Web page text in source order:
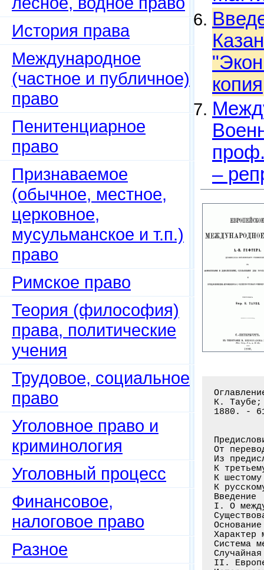
История права
Международное
(частное и публичное)
право
Пенитенциарное
право
Признаваемое
(обычное, местное,
церковное,
мусульманское и т.п.)
право
Римское право
Теория (философия)
права, политические
учения
Трудовое, социальное
право
Уголовное право и
криминология
Уголовный процесс
Финансовое,
налоговое право
Разное
копия
–
Оглавление книги: Европейское международное право / Гефтер А.-В.; Пер.:
К. Таубе; Предисл.: Ф.Ф. Мартенс. - С.-Пб.: Тип. В. Безобразова и Комп.,
1880. - 619 с.


Предисловие Проф. Ф.Ф. Мартенса . . . . . . . . . . . . . . . . . . . . . . . .I
От переводчика . . . . . . . . . . . . . . . . . . . . . . . . . . . . . . . . V
Из предисловий автора:
К третьему немецкому изданию . . . . . . . . . . . . . . . . . . . . . . . . .IX
К шестому немецкому изданию . . . . . . . . . . . . . . . . . . . . . . . . XIII
К русскому переводу . . . . . . . . . . . . . . . . . . . . . . . . . . . . . XV
Введение
I. О международном праве вообще
Существование международного права; его определение. § 1 . . . . . . . . . . . 1
Основание и санкция международного права. § 2 . . . . . . . . . . . . . . . . .2
Характер международных законов. § 3 . . . . . . . . . . . . . . . . . . . . . .4
Система международного права и отношение его к политике. § 4 . . . . . . . . . 6
Случайная гарантия международного права: равновесие государств. § 5 . . . . . .7
II. Европейское международное право
Исторический очерк. § 6 . . . . . . . . . . . . . . . . . . . . . . . . . . . .9
Территориальное действие европейского международного права. § 7 . . . . . . . 15
Источники европейского